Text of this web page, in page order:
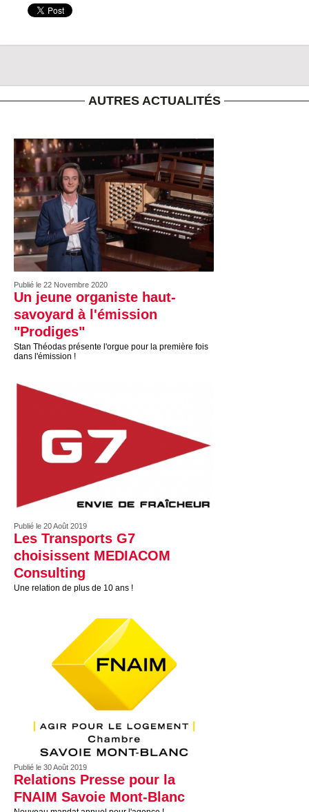
AUTRES ACTUALITÉS
Publié le 22 Novembre 2020
Un jeune organiste haut-
savoyard à l'émission
"Prodiges"
Stan Théodas présente l'orgue pour la première fois
dans l'émission !
Publié le 20 Août 2019
Les Transports G7
choisissent MEDIACOM
Consulting
Une relation de plus de 10 ans !
Publié le 30 Août 2019
Relations Presse pour la
FNAIM Savoie Mont-Blanc